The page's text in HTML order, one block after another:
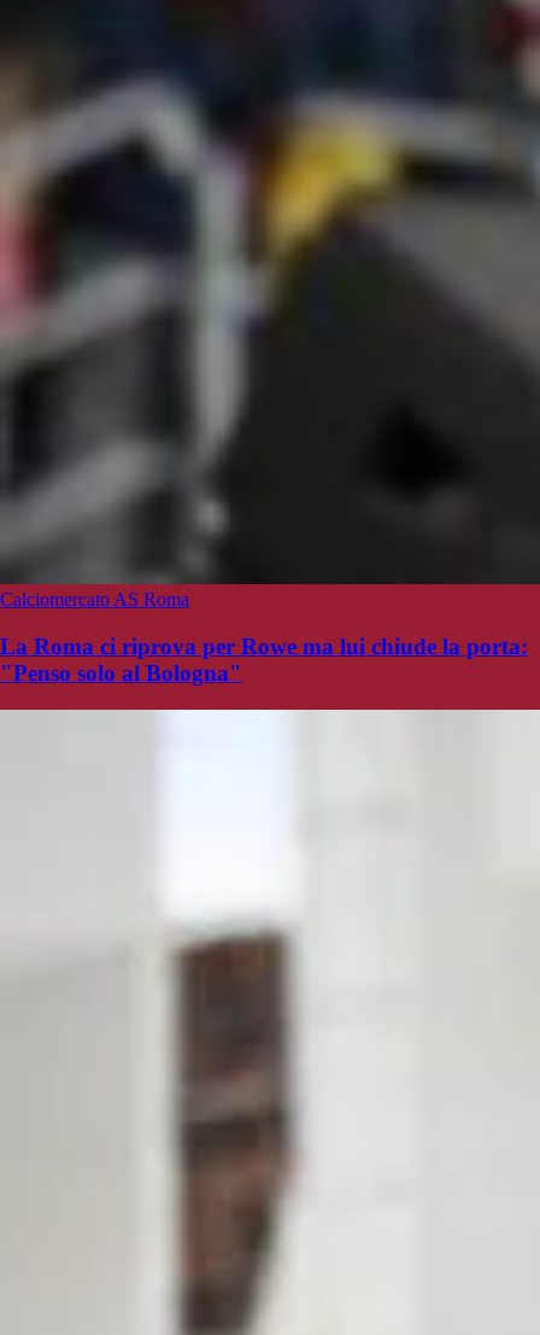
Calciomercato AS Roma
La Roma ci riprova per Rowe ma lui chiude la porta:
"Penso solo al Bologna"